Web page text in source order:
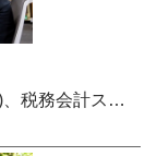
、税務会計ス…